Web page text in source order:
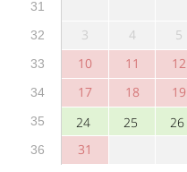
31
32 3 4 5
33 10 11 12
34 17 18 19
35 24 25 26
36 31